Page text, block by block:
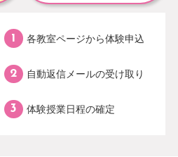
各教室ページから体験申込
自動返信メールの受け取り
体験授業日程の確定